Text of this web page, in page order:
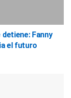
Fanny
el futuro